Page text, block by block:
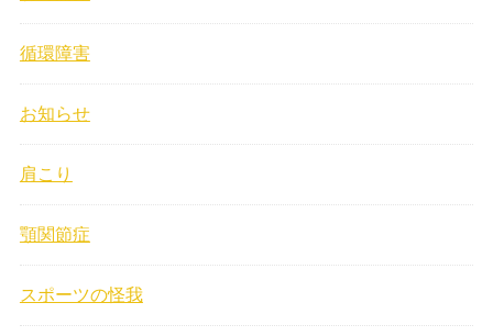
循環障害
お知らせ
肩こり
顎関節症
スポーツの怪我